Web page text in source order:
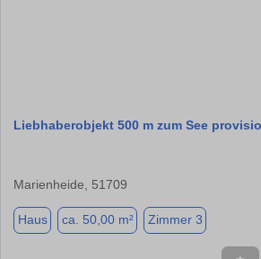
Liebhaberobjekt 500 m zum See
Marienheide, 51709
Haus ca. 50,00 m² Zimmer 3